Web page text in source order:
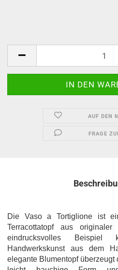
AUF DEN
FRAGE
Die Vaso a Tortiglione ist
Terracottatopf aus
eindrucksvolles Beispiel
Handwerkskunst aus dem
elegante Blumentopf